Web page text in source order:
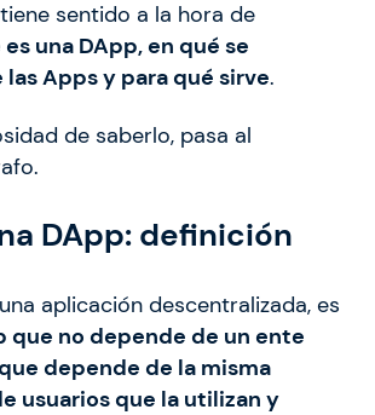
sentido a la hora de
una DApp, en qué se
Apps y para qué sirve.
de saberlo, pasa al
DApp: definición
aplicación descentralizada, es
que no depende de un ente
depende de la misma
usuarios que la utilizan y